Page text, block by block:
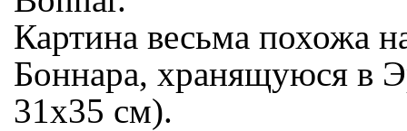
Картина весьма похожа
Боннара, хранящуюся в
31х35 см).